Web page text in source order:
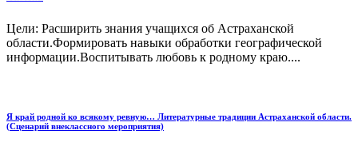
Цели: Расширить знания учащихся об Астраханской
области.Формировать навыки обработки географической
информации.Воспитывать любовь к родному краю....
Я край родной ко всякому ревную… Литературные традиции Астраханской области.
(Сценарий внеклассного мероприятия)